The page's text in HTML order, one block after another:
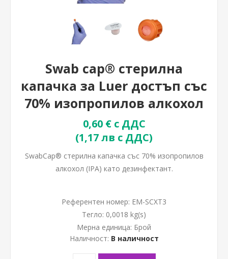
Swab cap® стерилна
капачка за Luer достъп със
70% изопропилов алкохол
0,60 € с ДДС
(1,17 лв с ДДС)
SwabCap® стерилна капачка със 70% изопропилов
алкохол (IPA) като дезинфектант.
Референтен номер: EM-SCXT3
Тегло: 0,0018 kg(s)
Мерна единица: Брой
Наличност: В наличност